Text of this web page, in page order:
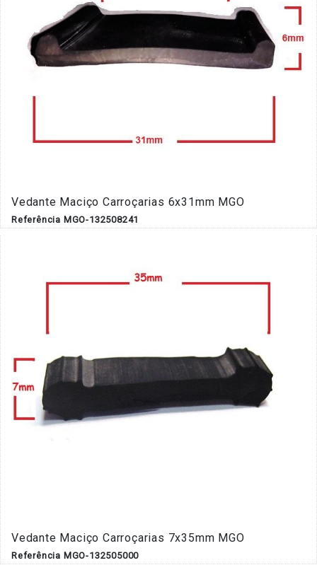
Vedante Maciço Carroçarias 6x31mm MGO
Referência MGO-132508241
Vedante Maciço Carroçarias 7x35mm MGO
Referência MGO-132505000